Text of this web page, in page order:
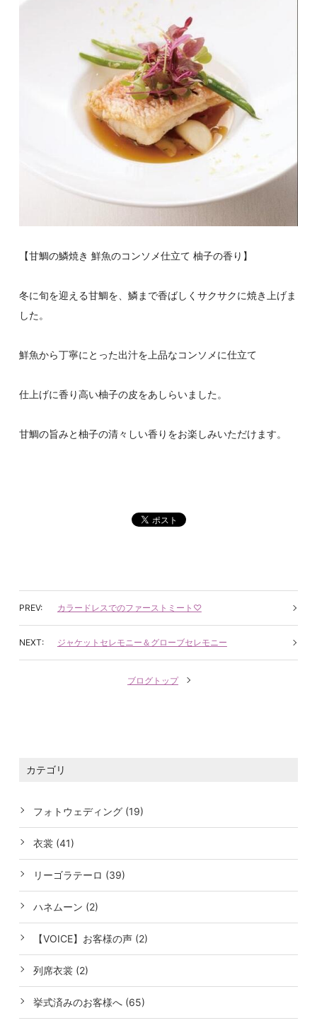
【甘鯛の鱗焼き 鮮魚のコンソメ仕立て 柚子の香り】
冬に旬を迎える甘鯛を、鱗まで香ばしくサクサクに焼き上げま
した。
鮮魚から丁寧にとった出汁を上品なコンソメに仕立て
仕上げに香り高い柚子の皮をあしらいました。
甘鯛の旨みと柚子の清々しい香りをお楽しみいただけます。
カラードレスでのファーストミート♡
ジャケットセレモニー＆グローブセレモニー
ブログトップ
カテゴリ
フォトウェディング (19)
衣裳 (41)
リーゴラテーロ (39)
ハネムーン (2)
【VOICE】お客様の声 (2)
列席衣裳 (2)
挙式済みのお客様へ (65)